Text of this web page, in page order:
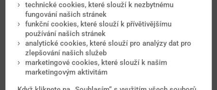
Dobrý den, chtěla bych se zeptat,
dovolenou na Kapverdských...
proti virové hepatitidě A a břišnímu
tyfu. Jako druhou linii...
Od: Iva
technické cookies, které slouží k nezbytnému
fungování našich stránek
funkční cookies, které slouží k přívětivějšímu
používání našich stránek
analytické cookies, které slouží pro analýzy dat pro
zlepšování našich služeb
marketingové cookies, které slouží k našim
marketingovým aktivitám